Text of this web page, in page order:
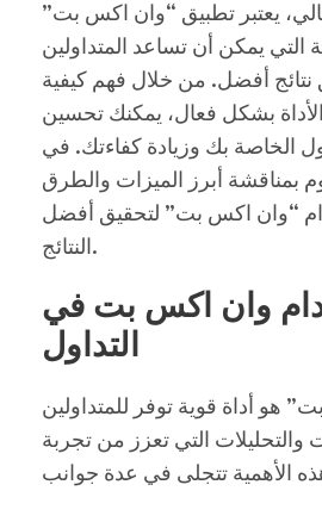
يعتبر تطبيق “وان اكس بت”
التي يمكن أن تساعد المتداولين
أفضل. من خلال فهم كيفية
بشكل فعال، يمكنك تحسين
الخاصة بك وزيادة كفاءتك. في
بمناقشة أبرز الميزات والطرق
“وان اكس بت” لتحقيق أفضل
النتائج.
وان اكس بت في
التداول
هو أداة قوية توفر للمتداولين
التي تعزز من تجربة